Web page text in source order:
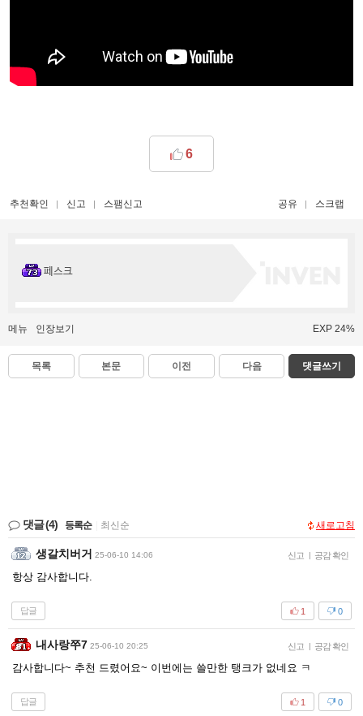
6
추천확인 신고 스팸신고 공유 스크랩
페스크
메뉴 인장보기 EXP 24%
목록 본문 이전 다음 댓글쓰기
댓글(4) 등록순 최신순 새로고침
생갈치버거 25-06-10 14:06 신고 공감 확인
항상 감사합니다.
답글 0
1
내사랑쭈7 25-06-10 20:25 신고 공감 확인
감사합니다~ 추천 드렸어요~ 이번에는 쓸만한 탱크가 없네요 ㅋ
답글 0
1